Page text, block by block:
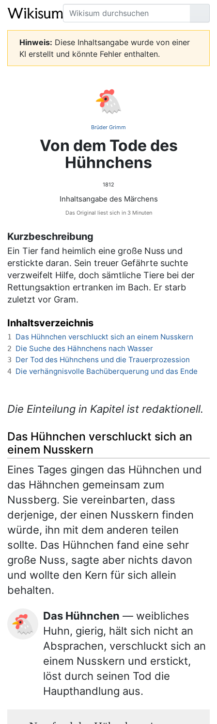
Suche
Seite
Hinweis: Diese Inhaltsangabe wurde von einer
KI erstellt und könnte Fehler enthalten.
🐔
Brüder Grimm
Von dem Tode des
Hühnchens
1812
Inhaltsangabe des Märchens
Das Original liest sich in 3 Minuten
Kurzbeschreibung
Ein Tier fand heimlich eine große Nuss und
erstickte daran. Sein treuer Gefährte suchte
verzweifelt Hilfe, doch sämtliche Tiere bei der
Rettungsaktion ertranken im Bach. Er starb
zuletzt vor Gram.
Inhaltsverzeichnis
1 Das Hühnchen verschluckt sich an einem Nusskern
2 Die Suche des Hähnchens nach Wasser
3 Der Tod des Hühnchens und die Trauerprozession
4 Die verhängnisvolle Bachüberquerung und das Ende
Die Einteilung in Kapitel ist redaktionell.
Das Hühnchen verschluckt sich an
einem Nusskern
Eines Tages gingen das Hühnchen und
das Hähnchen gemeinsam zum
Nussberg. Sie vereinbarten, dass
derjenige, der einen Nusskern finden
würde, ihn mit dem anderen teilen
sollte. Das Hühnchen fand eine sehr
große Nuss, sagte aber nichts davon
und wollte den Kern für sich allein
behalten.
🐔 Das Hühnchen — weibliches
Huhn, gierig, hält sich nicht an
Absprachen, verschluckt sich an
einem Nusskern und erstickt,
löst durch seinen Tod die
Haupthandlung aus.